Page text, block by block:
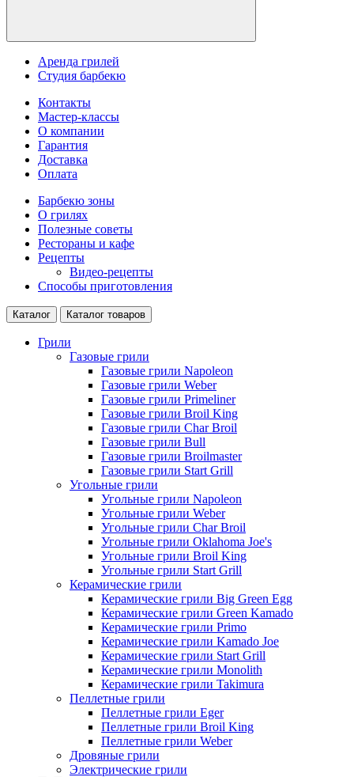
Аренда грилей
Студия барбекю
Контакты
Мастер-классы
О компании
Гарантия
Доставка
Оплата
Барбекю зоны
О грилях
Полезные советы
Рестораны и кафе
Рецепты
Видео-рецепты
Способы приготовления
Каталог Каталог товаров
Грили
Газовые грили
Газовые грили Napoleon
Газовые грили Weber
Газовые грили Primeliner
Газовые грили Broil King
Газовые грили Char Broil
Газовые грили Bull
Газовые грили Broilmaster
Газовые грили Start Grill
Угольные грили
Угольные грили Napoleon
Угольные грили Weber
Угольные грили Char Broil
Угольные грили Oklahoma Joe's
Угольные грили Broil King
Угольные грили Start Grill
Керамические грили
Керамические грили Big Green Egg
Керамические грили Green Kamado
Керамические грили Primo
Керамические грили Kamado Joe
Керамические грили Start Grill
Керамические грили Monolith
Керамические грили Takimura
Пеллетные грили
Пеллетные грили Eger
Пеллетные грили Broil King
Пеллетные грили Weber
Дровяные грили
Электрические грили